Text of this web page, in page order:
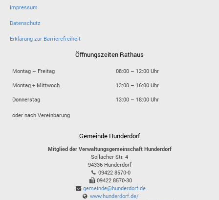
Impressum
Datenschutz
Erklärung zur Barrierefreiheit
Öffnungszeiten Rathaus
Montag – Freitag
08:00 – 12:00 Uhr
Montag + Mittwoch
13:00 – 16:00 Uhr
Donnerstag
13:00 – 18:00 Uhr
oder nach Vereinbarung
Gemeinde Hunderdorf
Mitglied der Verwaltungsgemeinschaft Hunderdorf
Sollacher Str. 4
94336 Hunderdorf
09422 8570-0
09422 8570-30
gemeinde@hunderdorf.de
www.hunderdorf.de/